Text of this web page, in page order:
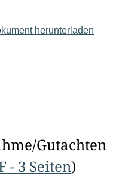
herunterladen
Gutachten
- 3 Seiten)